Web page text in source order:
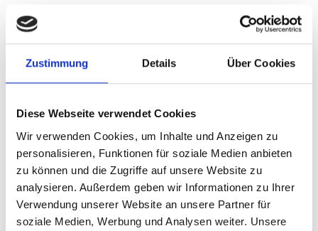
Zustimmung Details Über Cookies
Diese Webseite verwendet Cookies
Wir verwenden Cookies, um Inhalte und Anzeigen zu
personalisieren, Funktionen für soziale Medien anbieten
zu können und die Zugriffe auf unsere Website zu
analysieren. Außerdem geben wir Informationen zu Ihrer
Verwendung unserer Website an unsere Partner für
soziale Medien, Werbung und Analysen weiter. Unsere
Die Global Peatlands Initiative: Bewertung, Erfassung
und Erhaltung von Torfkohlenstoff
Videos zum Projekt
Diese Inhalte können nicht angezeigt werden, da die
Marketing-Cookies abgelehnt wurden. Klicken Sie
hier
, um die Cookies zu akzeptieren und das Video
anzuzeigen!